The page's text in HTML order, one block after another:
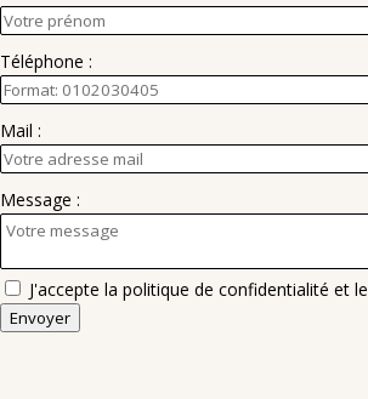
Téléphone :
Mail :
Message :
J'accepte la politique de confidentialité et
Envoyer